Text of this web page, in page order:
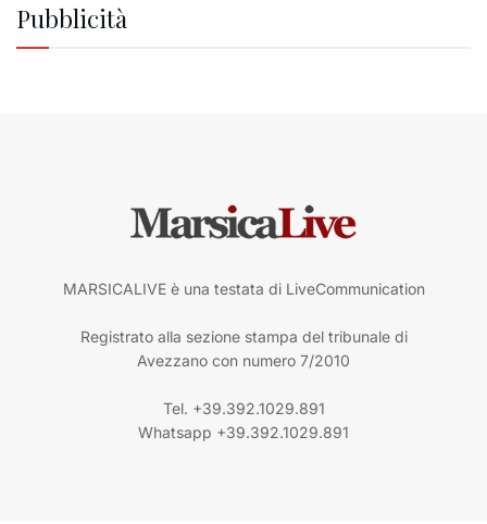
Pubblicità
MARSICALIVE è una testata di LiveCommunication
Registrato alla sezione stampa del tribunale di
Avezzano con numero 7/2010
Tel. +39.392.1029.891
Whatsapp +39.392.1029.891